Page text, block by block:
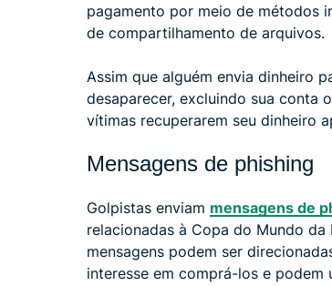
pagamento por meio de métodos
de compartilhamento de arquivos.
Assim que alguém envia dinheiro
desaparecer, excluindo sua conta
vítimas recuperarem seu dinheiro
Mensagens de phishing
Golpistas enviam mensagens de
relacionadas à Copa do Mundo
mensagens podem ser
interesse em comprá-los e podem